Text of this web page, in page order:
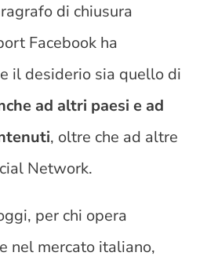
di chiusura
Facebook ha
il desiderio sia quello di
ad altri paesi e ad
, oltre che ad altre
Network.
per chi opera
nel mercato italiano,